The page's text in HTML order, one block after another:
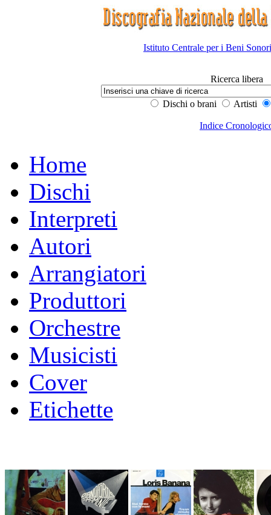
Istituto Centrale per i Beni
Ricerca libera
Dischi o brani Artisti
Indice
Home
Dischi
Interpreti
Autori
Arrangiatori
Produttori
Orchestre
Musicisti
Cover
Etichette